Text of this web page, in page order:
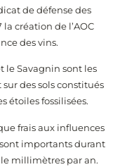
de défense des
création de l’AOC
des vins.
le Savagnin sont les
des sols constitués
étoiles fossilisées.
frais aux influences
importants durant
millimètres par an.